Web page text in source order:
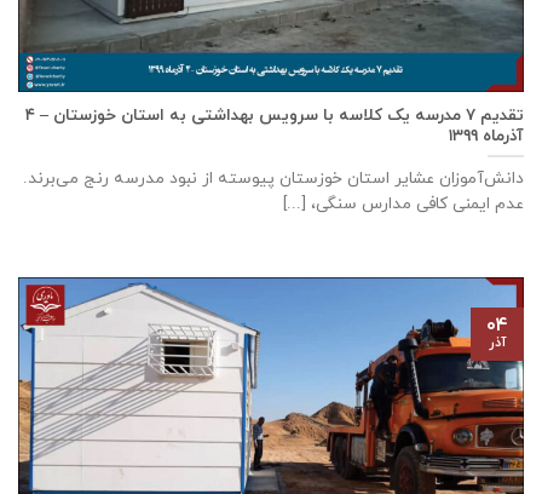
تقدیم ۷ مدرسه یک کلاسه با سرويس بهداشتی به استان خوزستان – ۴
آذر‌ماه ۱۳۹۹
دانش‌آموزان عشایر استان خوزستان پيوسته از نبود مدرسه رنج می‌برند.
عدم ایمنی کافی مدارس سنگی، [...]
۰۴
آذر